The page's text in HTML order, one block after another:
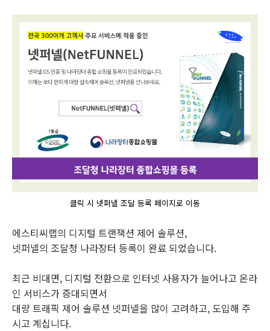
클릭 시 넷퍼넬 조달 등록 페이지로 이동
에스티씨랩의 디지털 트랜잭션 제어 솔루션,
넷퍼넬의 조달청 나라장터 등록이 완료 되었습니다.
최근 비대면, 디지털 전환으로 인터넷 사용자가 늘어나고 온라
인 서비스가 증대되면서
대량 트래픽 제어 솔루션 넷퍼넬을 많이 고려하고, 도입해 주
시고 계십니다.